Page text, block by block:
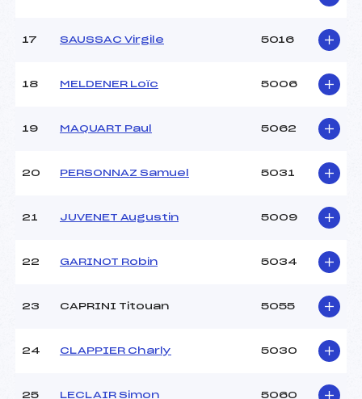
17 SAUSSAC Virgile 5016
18 MELDENER Loïc 5006
19 MAQUART Paul 5062
20 PERSONNAZ Samuel 5031
21 JUVENET Augustin 5009
22 GARINOT Robin 5034
23 CAPRINI Titouan 5055
24 CLAPPIER Charly 5030
25 LECLAIR Simon 5060